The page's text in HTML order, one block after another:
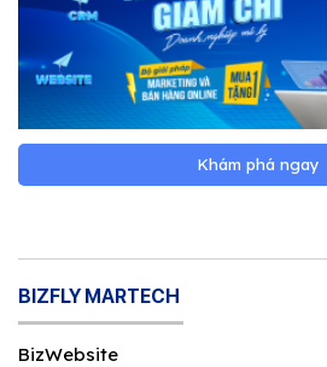
Khám phá ngay
BIZFLY MARTECH
BizWebsite